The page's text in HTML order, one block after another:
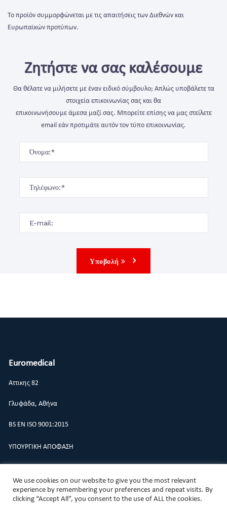
Το προϊόν συμμορφώνεται με τις απαιτήσεις των Διεθνών και
Ευρωπαϊκών προτύπων.
Ζητήστε να σας καλέσουμε
Θα θέλατε να μιλήσετε με έναν ειδικό σύμβουλο; Απλώς υποβάλετε τα
στοιχεία επικοινωνίας σας και θα
επικοινωνήσουμε άμεσα μαζί σας. Μπορείτε επίσης να μας στείλετε
email εάν προτιμάτε αυτόν τον τύπο επικοινωνίας.
Υποβολή
Euromedical
Αττικης 82
Γλυφάδα, Αθήνα
BS EN ISO 9001:2015
ΥΠΟΥΡΓΙΚΗ ΑΠΟΦΑΣΗ
We use cookies on our website to give you the most relevant
experience by remembering your preferences and repeat visits. By
clicking “Accept All”, you consent to the use of ALL the cookies.